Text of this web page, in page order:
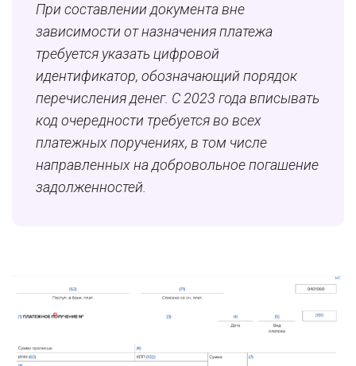
При составлении документа вне
зависимости от назначения платежа
требуется указать цифровой
идентификатор, обозначающий порядок
перечисления денег. С 2023 года вписывать
код очередности требуется во всех
платежных поручениях, в том числе
направленных на добровольное погашение
задолженностей.